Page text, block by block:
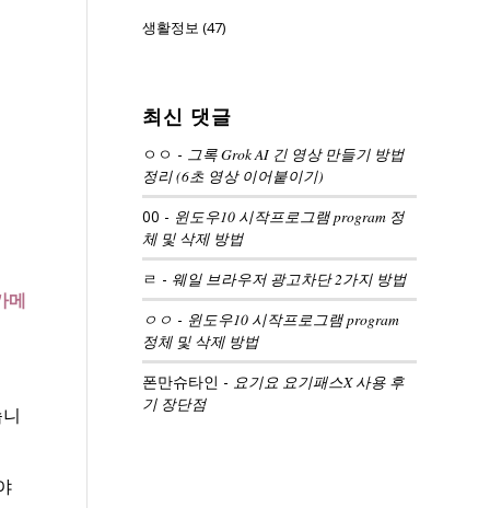
메
생활정보 (47)
최신 댓글
ㅇㅇ - 그록 Grok AI 긴 영상 만들기 방법
정리 (6초 영상 이어붙이기)
00 - 윈도우10 시작프로그램 program 정
체 및 삭제 방법
ㄹ - 웨일 브라우저 광고차단 2가지 방법
ㅇㅇ - 윈도우10 시작프로그램 program
정체 및 삭제 방법
폰만슈타인 - 요기요 요기패스X 사용 후
기 장단점